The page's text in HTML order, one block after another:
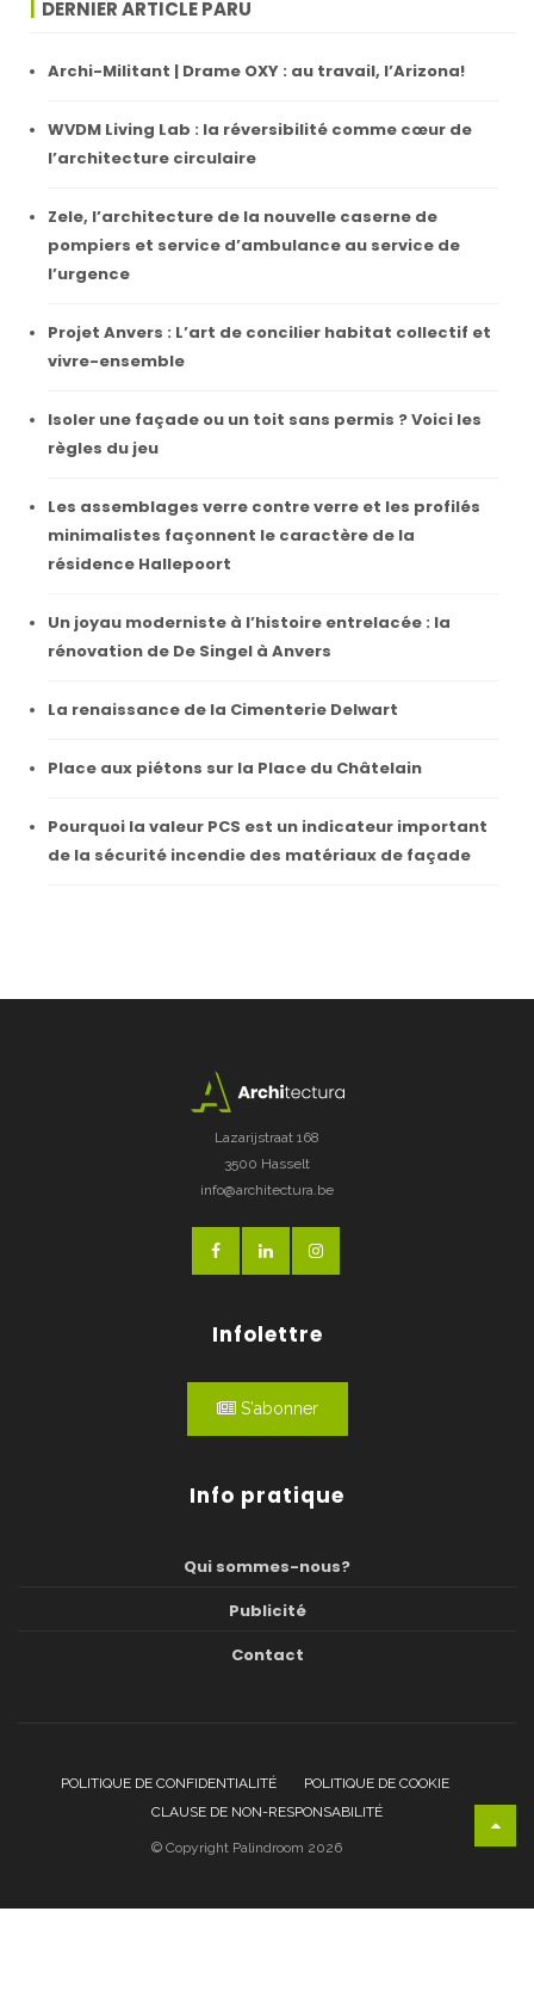
DERNIER ARTICLE PARU
Archi-Militant | Drame OXY : au travail, l’Arizona!
WVDM Living Lab : la réversibilité comme cœur de
l’architecture circulaire
Zele, l’architecture de la nouvelle caserne de
pompiers et service d’ambulance au service de
l’urgence
Projet Anvers : L’art de concilier habitat collectif et
vivre-ensemble
Isoler une façade ou un toit sans permis ? Voici les
règles du jeu
Les assemblages verre contre verre et les profilés
minimalistes façonnent le caractère de la
résidence Hallepoort
Un joyau moderniste à l’histoire entrelacée : la
rénovation de De Singel à Anvers
La renaissance de la Cimenterie Delwart
Place aux piétons sur la Place du Châtelain
Pourquoi la valeur PCS est un indicateur important
de la sécurité incendie des matériaux de façade
Lazarijstraat 168
3500 Hasselt
info@architectura.be
Infolettre
S'abonner
Info pratique
Qui sommes-nous?
Publicité
Contact
POLITIQUE DE CONFIDENTIALITÉ
POLITIQUE DE COOKIE
CLAUSE DE NON-RESPONSABILITÉ
© Copyright Palindroom 2026